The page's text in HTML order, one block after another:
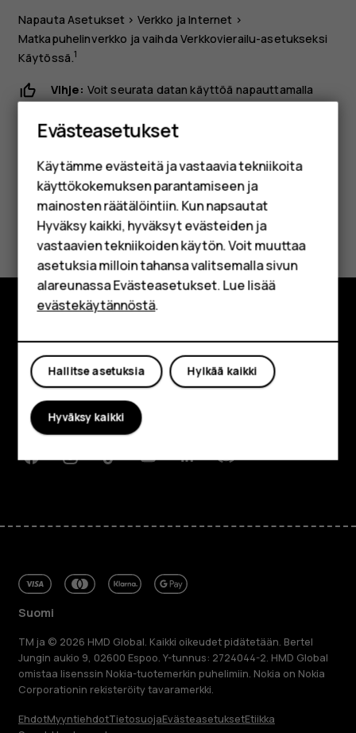
Älypuhelimet
Perinteiset puhelimet
Lisävarusteet
HMD Terra M
Yrityksille
Tabletit
Shop
NapautaAsetukset > Verkko ja Internet >
Matkapuhelinverkko ja vaihdaVerkkovierailu-asetukseksi
Käytössä.1
Vihje: Voit seurata datan käyttöä napauttamalla
Oliko tästä apua?
Kyllä Ei
Tietoa meistä
Planet and people
Tuki
FacebookInstagram
TiktokYoutubeLinkedinDiscord
Suomi
TM ja © 2026 HMD Global. Kaikki oikeudet pidätetään. Bertel
Jungin aukio 9, 02600 Espoo. Y-tunnus: 2724044-2. HMD Global
omistaa lisenssin Nokia-tuotemerkin puhelimiin. Nokia on Nokia
Corporationin rekisteröity tavaramerkki.
EhdotMyyntiehdotTietosuojaEvästeasetuksetEtiikka
Evästeasetukset
Käytämme evästeitä ja vastaavia tekniikoita
käyttökokemuksen parantamiseen ja
mainosten räätälöintiin. Kun napsautat
Hyväksy kaikki, hyväksyt evästeiden ja
vastaavien tekniikoiden käytön. Voit muuttaa
asetuksia milloin tahansa valitsemalla sivun
alareunassa Evästeasetukset. Lue lisää
evästekäytännöstä.
Hylkää kaikki
Hallitse asetuksia
Hyväksy kaikki